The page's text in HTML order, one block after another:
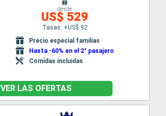
desde
US$ 529
Tasas: +US$ 92
Precio especial familias
Hasta -60% en el 2° pasajero
Comidas incluidas
VER LAS OFERTAS